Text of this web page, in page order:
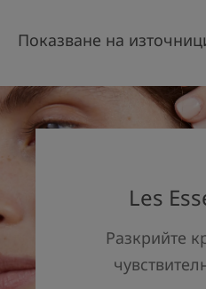
Показване на
Les
Разкрийте